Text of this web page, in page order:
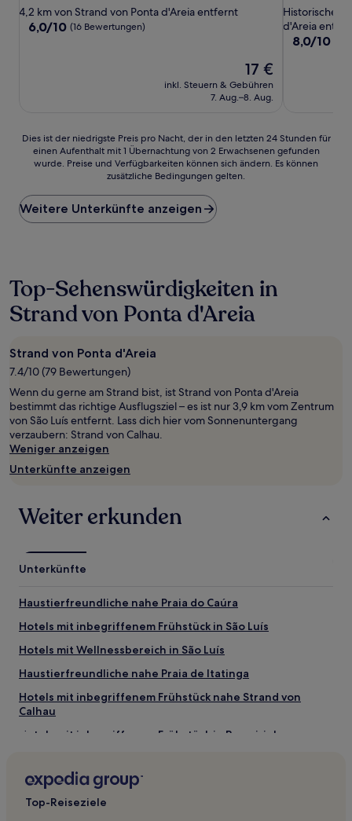
Sterne-
Unterkunft
4,2 km von Strand von Ponta d'Areia entfernt
6.0
6,0/10 (16 Bewertungen)
Der
Preis
beträgt
17 €
inkl. Steuern & Gebühren
7. Aug.–8. Aug.
Sterne-
Unterkunft
Historisches
d'Areia
8.0
8,0/10
Dies
der
Preis
pro
Nacht,
letzten
24 Stunden
für
einen
mit
1 Übernachtung
von
2 Erwachsenen
gefunden
wurde.
Preise
und
Verfügbarkeiten
können
ändern.
Es
zusätzliche
Bedingungen
gelten.
Dies ist der niedrigste Preis pro Nacht, der in den letzten 24 Stunden für
einen Aufenthalt mit 1 Übernachtung von 2 Erwachsenen gefunden
wurde. Preise und Verfügbarkeiten können sich ändern. Es können
zusätzliche Bedingungen gelten.
Weitere Unterkünfte anzeigen
Top-Sehenswürdigkeiten in
Strand von Ponta d'Areia
Strand von Ponta d'Areia
7.4/10 (79 Bewertungen)
Wenn du gerne am Strand bist, ist Strand von Ponta d'Areia
bestimmt das richtige Ausflugsziel – es ist nur 3,9 km vom Zentrum
von São Luís entfernt. Lass dich hier vom Sonnenuntergang
verzaubern: Strand von Calhau.
Weniger anzeigen
Unterkünfte anzeigen
Weiter erkunden
Unterkünfte
Haustierfreundliche nahe Praia do Caúra
Hotels mit inbegriffenem Frühstück in São Luís
Hotels mit Wellnessbereich in São Luís
Haustierfreundliche nahe Praia de Itatinga
Hotels mit inbegriffenem Frühstück nahe Strand von
Calhau
Hotels mit inbegriffenem Frühstück in Barreirinhas
Familien in Barreirinhas
Cururupu Hotels
Top-Reiseziele